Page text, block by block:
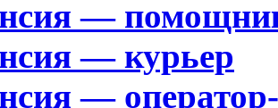
—
— курьер
—